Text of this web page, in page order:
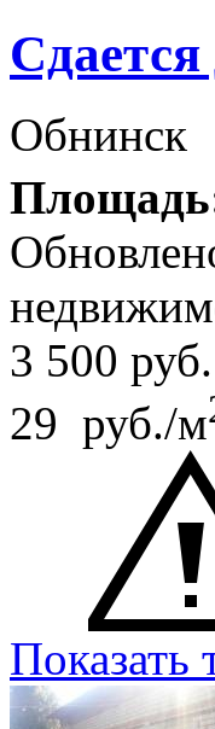
Обнинск
3 500 руб.
29 руб./м
Показать